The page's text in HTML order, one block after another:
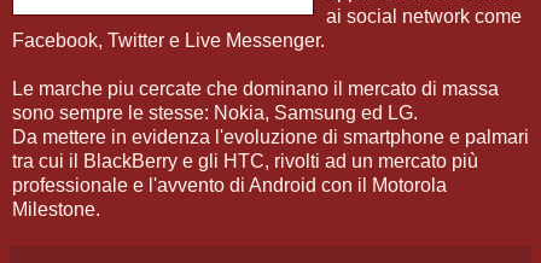
ai social network come
Facebook, Twitter e Live Messenger.
Le marche piu cercate che dominano il mercato di massa
sono sempre le stesse: Nokia, Samsung ed LG.
Da mettere in evidenza l'evoluzione di smartphone e palmari
tra cui il BlackBerry e gli HTC, rivolti ad un mercato più
professionale e l'avvento di Android con il Motorola
Milestone.